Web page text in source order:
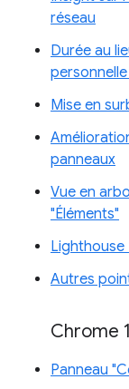
réseau
Durée au
Mise en
panneaux
Vue en
"Éléments"
Lighthouse
Autres
Chrome
Panneau